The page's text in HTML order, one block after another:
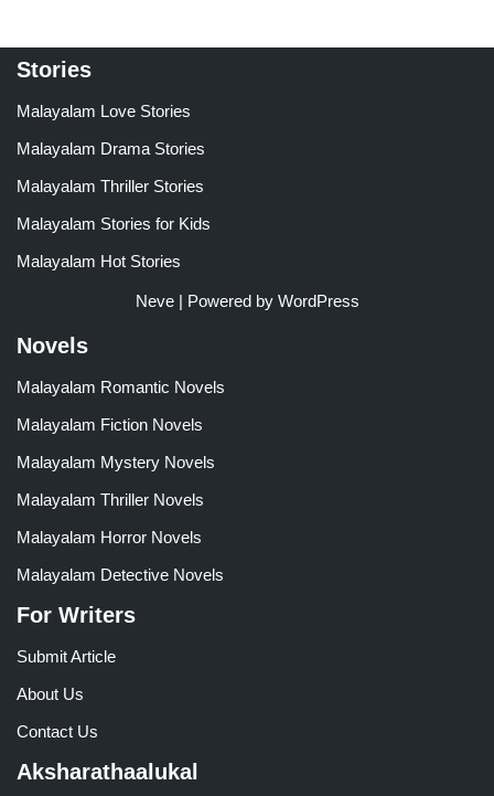
Stories
Malayalam Love Stories
Malayalam Drama Stories
Malayalam Thriller Stories
Malayalam Stories for Kids
Malayalam Hot Stories
Neve| Powered by WordPress
Novels
Malayalam Romantic Novels
Malayalam Fiction Novels
Malayalam Mystery Novels
Malayalam Thriller Novels
Malayalam Horror Novels
Malayalam Detective Novels
For Writers
Submit Article
About Us
Contact Us
Aksharathaalukal